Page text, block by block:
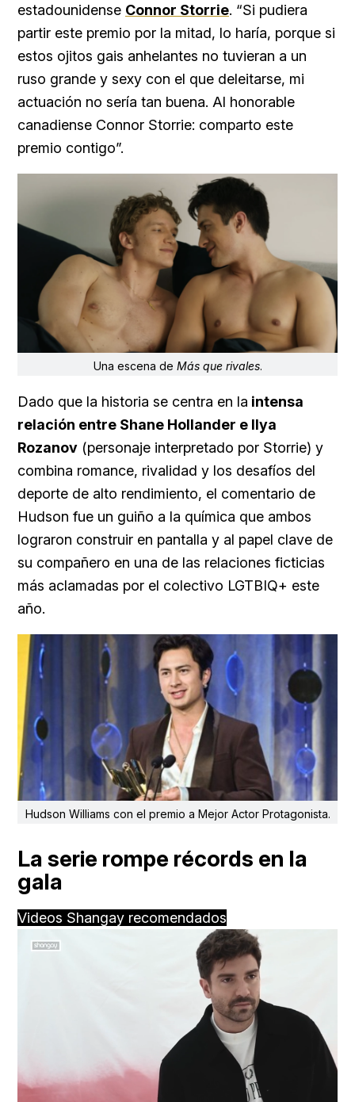
estadounidense Connor Storrie. “Si pudiera
partir este premio por la mitad, lo haría, porque si
estos ojitos gais anhelantes no tuvieran a un
ruso grande y sexy con el que deleitarse, mi
actuación no sería tan buena. Al honorable
canadiense Connor Storrie: comparto este
premio contigo”.
Una escena de Más que rivales.
Dado que la historia se centra en la intensa
relación entre Shane Hollander e Ilya
Rozanov (personaje interpretado por Storrie) y
combina romance, rivalidad y los desafíos del
deporte de alto rendimiento, el comentario de
Hudson fue un guiño a la química que ambos
lograron construir en pantalla y al papel clave de
su compañero en una de las relaciones ficticias
más aclamadas por el colectivo LGTBIQ+ este
año.
Hudson Williams con el premio a Mejor Actor Protagonista.
La serie rompe récords en la
gala
Videos Shangay recomendados